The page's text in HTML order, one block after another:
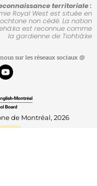
territoriale :
Royal West est située en
non cédé. La nation
est reconnue comme
la gardienne de Tiohtià:ke
sur les réseaux sociaux @
de Montréal, 2026